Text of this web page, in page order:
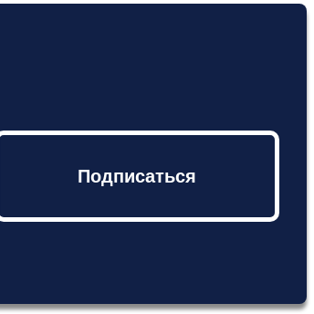
Подписаться